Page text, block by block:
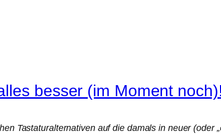
besser (im Moment noch)!
Tastaturalternativen auf die damals in neuer (oder